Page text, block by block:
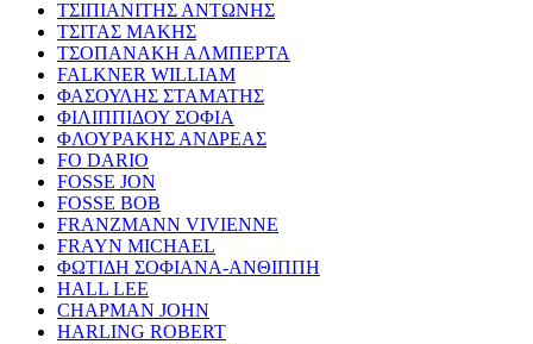
ΤΣΙΠΙΑΝΙΤΗΣ ΑΝΤΩΝΗΣ
ΤΣΙΤΑΣ ΜΑΚΗΣ
ΤΣΟΠΑΝΑΚΗ ΑΛΜΠΕΡΤΑ
FALKNER WILLIAM
ΦΑΣΟΥΛΗΣ ΣΤΑΜΑΤΗΣ
ΦΙΛΙΠΠΙΔΟΥ ΣΟΦΙΑ
ΦΛΟΥΡΑΚΗΣ ΑΝΔΡΕΑΣ
FO DARIO
FOSSE JON
FOSSE BOB
FRANZMANN VIVIENNE
FRAYN MICHAEL
ΦΩΤΙΔΗ ΣΟΦΙΑΝΑ-ΑΝΘΙΠΠΗ
HALL LEE
CHAPMAN JOHN
HARLING ROBERT